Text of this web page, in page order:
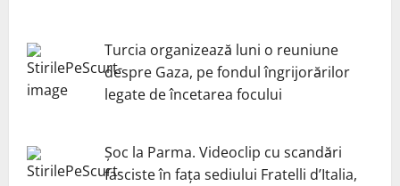
Turcia organizează luni o reuniune
despre Gaza, pe fondul îngrijorărilor
legate de încetarea focului
Șoc la Parma. Videoclip cu scandări
fasciste în fața sediului Fratelli d’Italia,